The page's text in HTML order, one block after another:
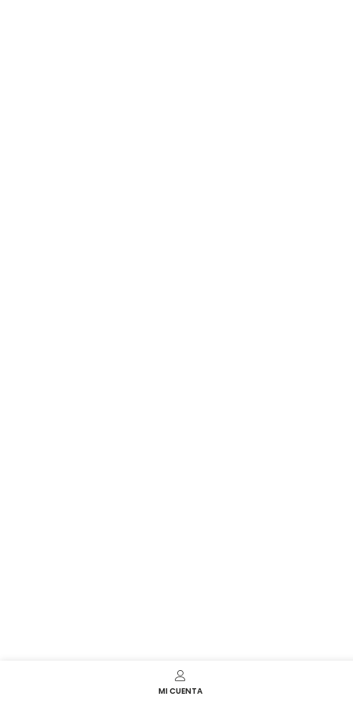
MI CUENTA